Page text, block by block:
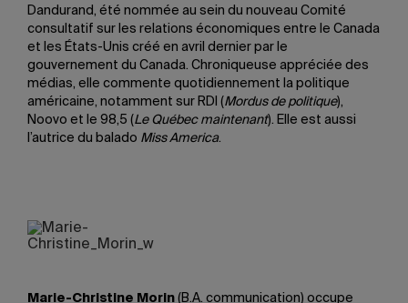
Dandurand, été nommée au sein du nouveau Comité
consultatif sur les relations économiques entre le Canada
et les États-Unis créé en avril dernier par le
gouvernement du Canada. Chroniqueuse appréciée des
médias, elle commente quotidiennement la politique
américaine, notamment sur RDI (Mordus de politique),
Noovo et le 98,5 (Le Québec maintenant). Elle est aussi
l’autrice du balado Miss America.
Marie-Christine Morin (B.A. communication) occupe